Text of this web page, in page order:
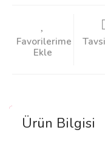
Ürün Bilgisi